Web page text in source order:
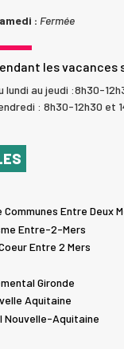
: Fermée
les vacances
lundi au jeudi :8h30-
: 8h30-12h30 et
Entre Deux
Entre-2-Mers
Entre 2 Mers
Gironde
Aquitaine
Nouvelle-Aquitaine